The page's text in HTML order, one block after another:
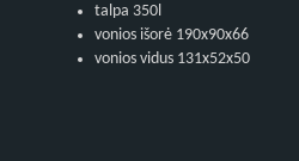
talpa 350l
vonios išorė 190x90x66
vonios vidus 131x52x50